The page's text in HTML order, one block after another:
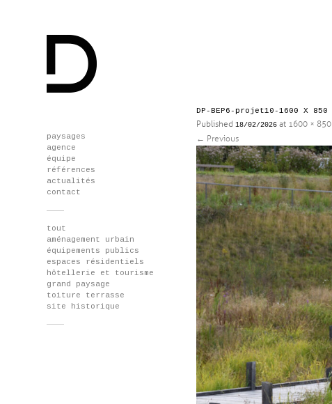
Skip
to
content
paysages
agence
équipe
références
actualités
contact
tout
aménagement urbain
équipements publics
espaces résidentiels
hôtellerie et tourisme
grand paysage
toiture terrasse
site historique
DP-BEP6-projet10-1600 X 850
Published18/02/2026 at 1600 × 850
← Previous